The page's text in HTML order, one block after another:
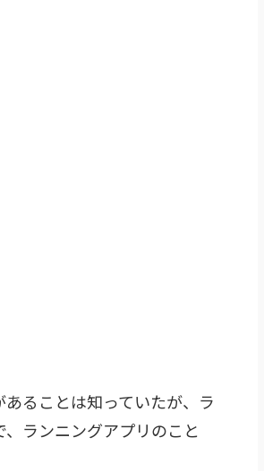
ることは知っていたが、ラ
ランニングアプリのこと